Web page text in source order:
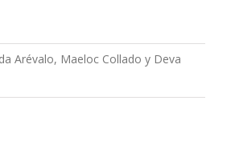
Arévalo, Maeloc Collado y Deva